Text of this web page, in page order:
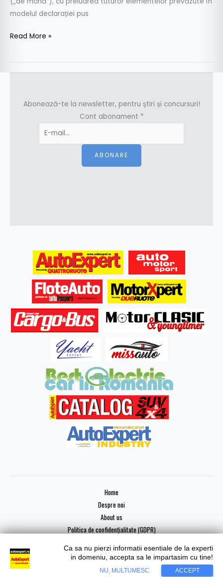
modelul declarației pus
Read More »
Abonează-te la newsletter, pentru știri și concursuri!
Cont abonament *
ABONARE
Home
Despre noi
About us
Politica de confidențialitate (GDPR)
Copyright © 2026 AutoExpert
Ca sa nu pierzi informatii esentiale de la experti
in domeniu, accepta sa le impartasim cu tine!
NU, MULTUMESC ACCEPT